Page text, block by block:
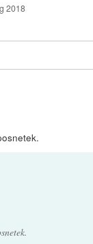
2018